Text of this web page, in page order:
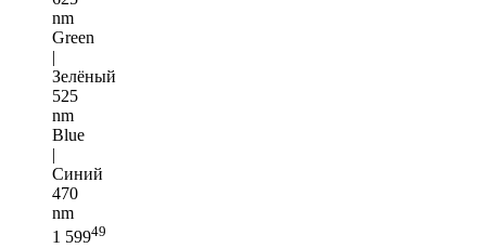
nm
Green
|
Зелёный
525
nm
Blue
|
Синий
470
nm
1 59949